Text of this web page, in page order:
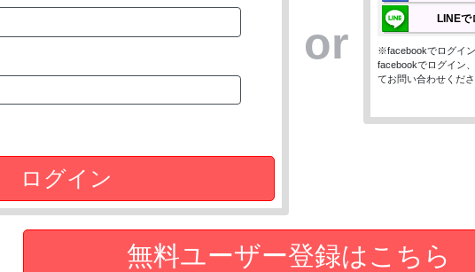
ログイン
or
LINEで
※facebookでログイン
facebookでログイン
てお問い合わせくださ
無料ユーザー登録はこちら